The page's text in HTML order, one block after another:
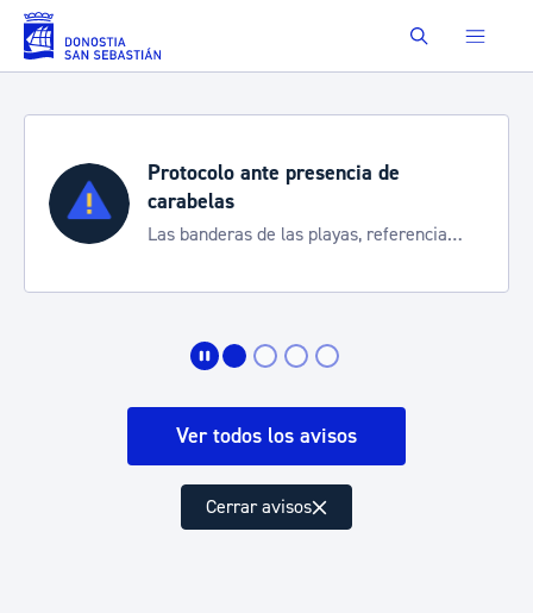
Saltar al contenido principal Buscar
Protocolo ante presencia de
carabelas
Las banderas de las playas, referencia
Ver todos los avisos
Cerrar avisos